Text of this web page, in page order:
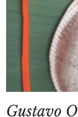
Gustavo